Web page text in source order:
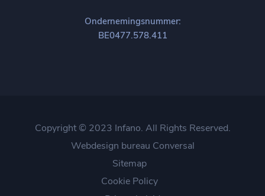
Ondernemingsnummer:
BE0477.578.411
Copyright © 2023 Infano. All Rights Reserved.
Webdesign bureau Conversal
Sitemap
Cookie Policy